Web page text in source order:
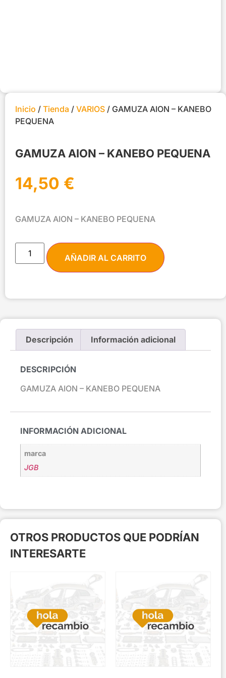
Inicio / Tienda / VARIOS / GAMUZA AION – KANEBO
PEQUENA
GAMUZA AION – KANEBO PEQUENA
14,50 €
GAMUZA AION – KANEBO PEQUENA
AÑADIR AL CARRITO
Descripción Información adicional
DESCRIPCIÓN
GAMUZA AION – KANEBO PEQUENA
INFORMACIÓN ADICIONAL
marca
JGB
OTROS PRODUCTOS QUE PODRÍAN
INTERESARTE